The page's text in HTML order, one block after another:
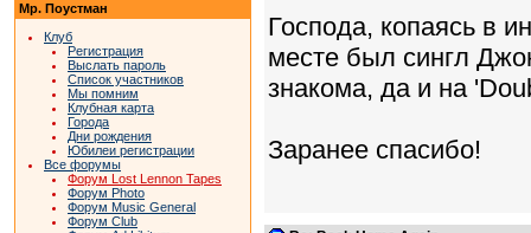
Мр. Поустман
Клуб
Регистрация
Выслать пароль
Список участников
Мы помним
Клубная карта
Города
Дни рождения
Юбилеи регистрации
Все форумы
Форум Lost Lennon Tapes
Форум Photo
Форум Music General
Форум Club
Господа, копаясь в
месте был сингл
знакома, да и на
Заранее спасибо!